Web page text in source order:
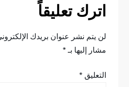
ا
ل
اترك تعليقاً
لن يتم نشر عنوان بريدك
مشار إليها بـ*
التعليق*